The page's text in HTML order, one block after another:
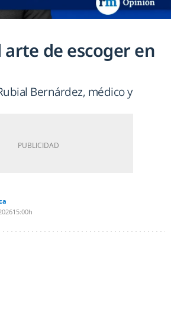
arte de escoger en
Bernárdez, médico y
15:00h